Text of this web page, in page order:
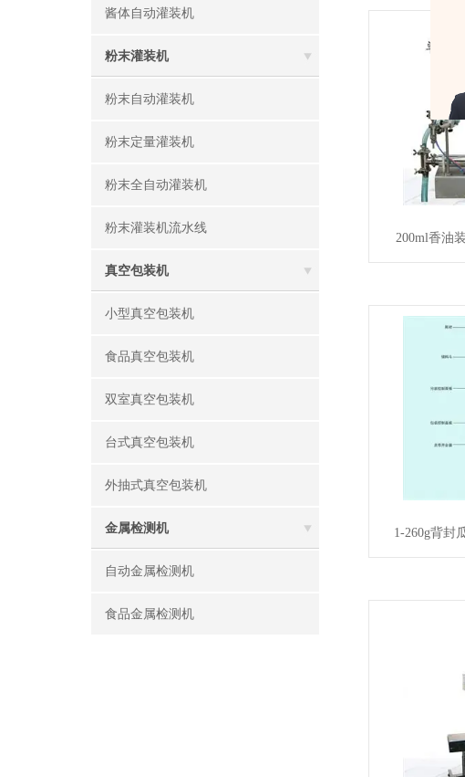
酱体自动灌装机
粉末灌装机
粉末自动灌装机
粉末定量灌装机
粉末全自动灌装机
粉末灌装机流水线
真空包装机
小型真空包装机
食品真空包装机
双室真空包装机
台式真空包装机
外抽式真空包装机
金属检测机
自动金属检测机
食品金属检测机
200ml香油
1-260g背封